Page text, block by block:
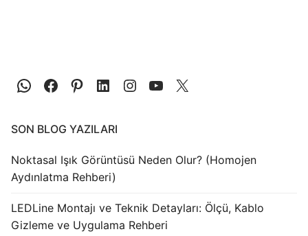
LED Modüller
Sabit Akım Çubuk LED
Alüminyum LED Profilleri
SON BLOG YAZILARI
Noktasal Işık Görüntüsü Neden Olur? (Homojen
Aydınlatma Rehberi)
LEDLine Montajı ve Teknik Detayları: Ölçü, Kablo
Gizleme ve Uygulama Rehberi